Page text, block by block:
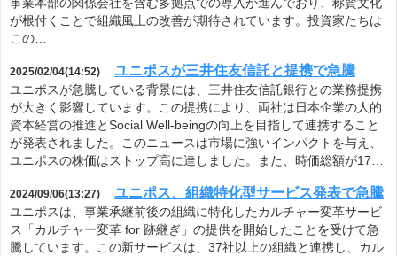
が根付くことで組織風土の改善が期待されています。投資家たちは
この…
2025/02/04(14:52) ユニポスが三井住友信託と提携で急騰
ユニポスが急騰している背景には、三井住友信託銀行との業務提携
が大きく影響しています。この提携により、両社は日本企業の人的
資本経営の推進とSocial Well-beingの向上を目指して連携すること
が発表されました。このニュースは市場に強いインパクトを与え、
ユニポスの株価はストップ高に達しました。また、時価総額が17…
2024/09/06(13:27) ユニポス、組織特化型サービス発表で急騰
ユニポスは、事業承継前後の組織に特化したカルチャー変革サービ
ス「カルチャー変革 for 跡継ぎ」の提供を開始したことを受けて急
騰しています。この新サービスは、37社以上の組織と連携し、カル